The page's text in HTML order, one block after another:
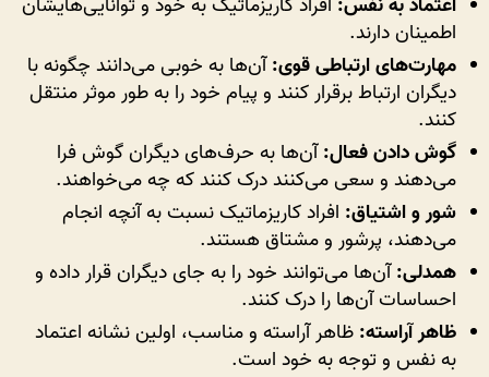
اطمینان دارند.
مهارت‌های ارتباطی قوی:آن‌ها به خوبی می‌دانند چگونه با
دیگران ارتباط برقرار کنند و پیام خود را به طور موثر منتقل
کنند.
گوش دادن فعال:آن‌ها به حرف‌های دیگران گوش فرا
می‌دهند و سعی می‌کنند درک کنند که چه می‌خواهند.
شور و اشتیاق: افراد کاریزماتیک نسبت به آنچه انجام
می‌دهند، پرشور و مشتاق هستند.
همدلی:آن‌ها می‌توانند خود را به جای دیگران قرار داده و
احساسات آن‌ها را درک کنند.
ظاهر آراسته: ظاهر آراسته و مناسب، اولین نشانه اعتماد
به نفس و توجه به خود است.